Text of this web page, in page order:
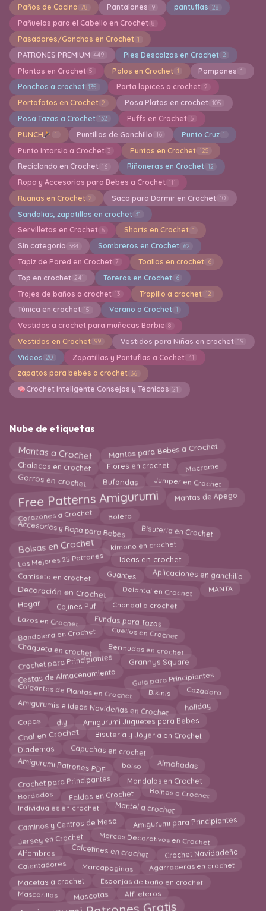
Paños de Cocina 78 Pantalones 9 pantuflas 28
Pañuelos para el Cabello en Crochet 8
Pasadores/Ganchos en Crochet 1
PATRONES PREMIUM 449 Pies Descalzos en Crochet 2
Plantas en Crochet 5 Polos en Crochet 1 Pompones 1
Ponchos a crochet 135 Porta lapices a crochet 2
Portafotos en Crochet 2 Posa Platos en crochet 105
Posa Tazas a Crochet 132 Puffs en Crochet 5
PUNCH 1 Puntillas de Ganchillo 16 Punto Cruz 1
Punto Intarsia a Crochet 3 Puntos en Crochet 125
Reciclando en Crochet 16 Riñoneras en Crochet 12
Ropa y Accesorios para Bebes a Crochet 111
Ruanas en Crochet 2 Saco para Dormir en Crochet 10
Sandalias, zapatillas en crochet 31
Servilletas en Crochet 6 Shorts en Crochet 1
Sin categoría 384 Sombreros en Crochet 62
Tapiz de Pared en Crochet 7 Toallas en crochet 6
Top en crochet 241 Toreras en Crochet 6
Trajes de baños a crochet 13 Trapillo a crochet 12
Túnica en crochet 15 Verano a Crochet 1
Vestidos a crochet para muñecas Barbie 8
Vestidos en Crochet 99 Vestidos para Niñas en crochet 19
Videos 20 Zapatillas y Pantuflas a Cochet 41
zapatos para bebés a crochet 36
Crochet Inteligente Consejos y Técnicas 21
Nube de etiquetas
Mantas a Crochet Mantas para Bebes a Crochet
Chalecos en crochet Flores en crochet Macrame
Gorros en crochet Bufandas Jumper en Crochet
Free Patterns Amigurumi Mantas de Apego
Corazones a Crochet Bolero
Accesorios y Ropa para Bebes Bisutería en Crochet
Bolsas en Crochet kimono en crochet
Los Mejores 25 Patrones Ideas en crochet
Camiseta en crochet Guantes Aplicaciones en ganchillo
Decoración en Crochet Delantal en Crochet MANTA
Hogar Cojines Puf Chandal a crochet
Lazos en Crochet Fundas para Tazas
Bandolera en Crochet Cuellos en Crochet
Chaqueta en crochet Bermudas en crochet
Crochet para Principiantes Grannys Square
Cestas de Almacenamiento Guía para Principiantes
Colgantes de Plantas en Crochet Bikinis Cazadora
Amigurumis e Ideas Navideñas en Crochet holiday
Capas diy Amigurumi Juguetes para Bebes
Chal en Crochet Bisuteria y Joyeria en Crochet
Diademas Capuchas en crochet
Amigurumi Patrones PDF bolso Almohadas
Crochet para Principantes Mandalas en Crochet
Bordados Faldas en Crochet Boinas a Crochet
Individuales en crochet Mantel a crochet
Caminos y Centros de Mesa Amigurumi para Principiantes
Jersey en Crochet Marcos Decorativos en Crochet
Alfombras Calcetines en crochet Crochet Navidadeño
Calentadores Marcapaginas Agarraderas en crochet
Macetas a crochet Esponjas de baño en crochet
Mascarillas Mascotas Alfileteros